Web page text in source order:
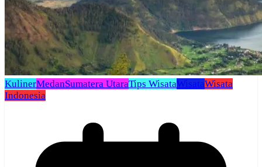
KulinerMedanSumatera UtaraTips WisataWisataWisata
Indonesia